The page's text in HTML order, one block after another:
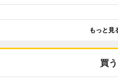
もっと見
買う